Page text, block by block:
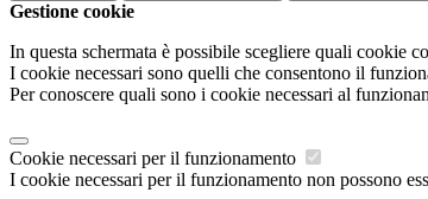
Gestione cookie
In questa schermata è possibile scegliere quali cookie
I cookie necessari sono quelli che consentono il
Per conoscere quali sono i cookie necessari al
Cookie necessari per il funzionamento
I cookie necessari per il funzionamento non possono